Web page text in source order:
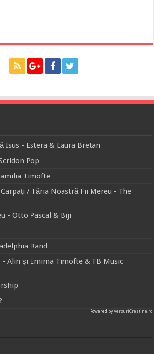
Isus - Estera & Laura Bretan
Pop
Timofte
Carpați / Tăria Noastră Fii Mereu - The
- Otto Pascal & Biji
Band
- Alin și Emima Timofte & TB Music
Powered byVersuriCrestine.ro